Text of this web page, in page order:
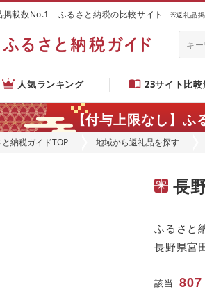
掲載数No.1 ふるさと納税の比較サイト ※返礼品
人気ランキング 23サイト比較
【付与上限なし】ふ
納税ガイドTOP 地域から返礼品を探す
長
ふるさと
長野県宮
該当 807